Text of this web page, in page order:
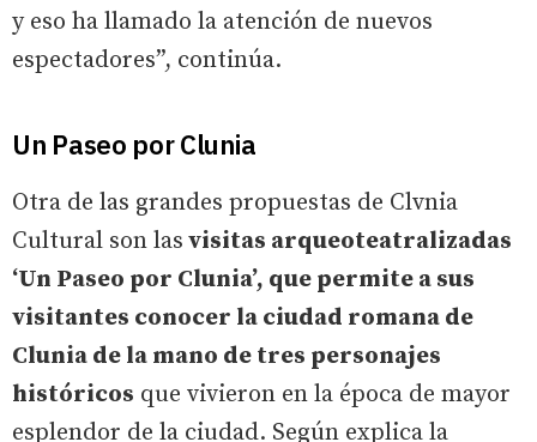
y eso ha llamado la atención de nuevos
espectadores”, continúa.
Un Paseo por Clunia
Otra de las grandes propuestas de Clvnia
Cultural son las visitas arqueoteatralizadas
‘Un Paseo por Clunia’, que permite a sus
visitantes conocer la ciudad romana de
Clunia de la mano de tres personajes
históricos que vivieron en la época de mayor
esplendor de la ciudad. Según explica la